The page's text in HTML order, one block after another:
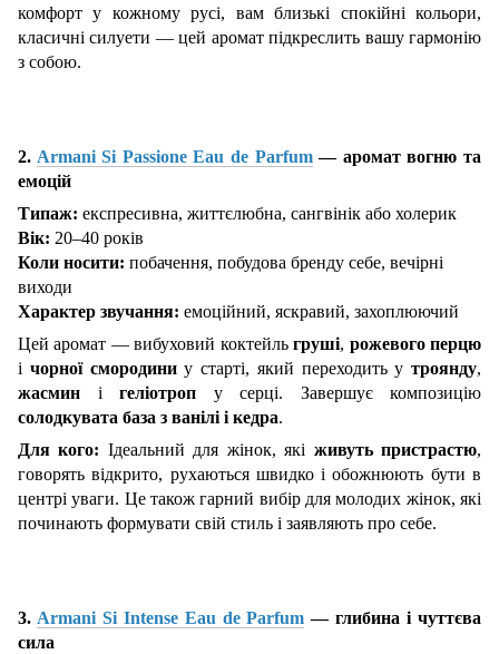
комфорт у кожному русі, вам близькі спокійні кольори,
класичні силуети — цей аромат підкреслить вашу гармонію
з собою.
2. Armani Si Passione Eau de Parfum— аромат вогню та
емоцій
Типаж: експресивна, життєлюбна, сангвінік або холерик
Вік: 20–40 років
Коли носити: побачення, побудова бренду себе, вечірні
виходи
Характер звучання: емоційний, яскравий, захоплюючий
Цей аромат — вибуховий коктейльгруші, рожевого перцю
і чорної смородиниу старті, який переходить у троянду,
жасмин і геліотроп у серці. Завершує композицію
солодкувата база з ванілі і кедра.
Для кого: Ідеальний для жінок, які живуть пристрастю,
говорять відкрито, рухаються швидко і обожнюють бути в
центрі уваги. Це також гарний вибір для молодих жінок, які
починають формувати свій стиль і заявляють про себе.
3. Armani Si Intense Eau de Parfum — глибина і чуттєва
сила